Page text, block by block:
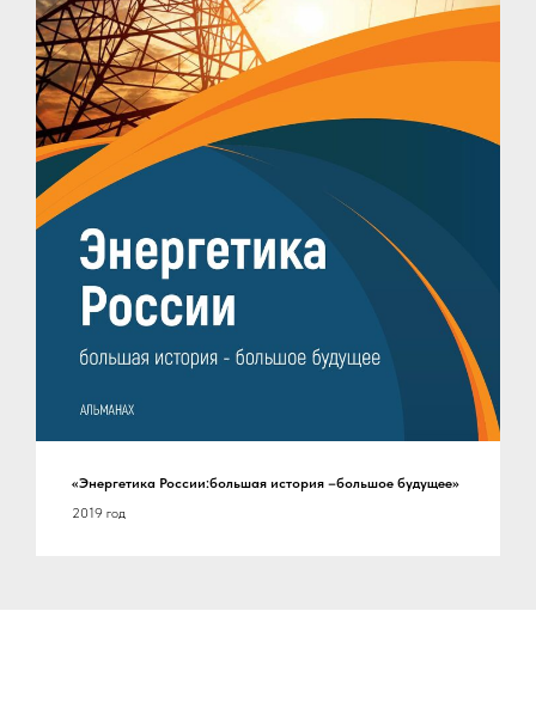
«Энергетика России:большая история –большое будущее»
2019 год